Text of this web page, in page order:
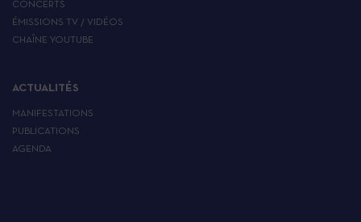
CONCERTS
ÉMISSIONS TV / VIDÉOS
CHAÎNE YOUTUBE
ACTUALITÉS
MANIFESTATIONS
PUBLICATIONS
AGENDA